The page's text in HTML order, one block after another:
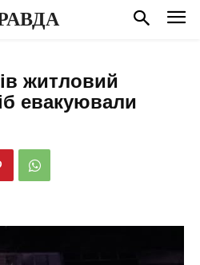
житловий
евакуювали